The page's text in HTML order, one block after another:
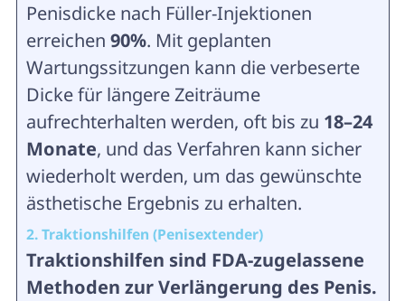
Penisdicke nach Füller-Injektionen
erreichen 90%. Mit geplanten
Wartungssitzungen kann die verbeserte
Dicke für längere Zeiträume
aufrechterhalten werden, oft bis zu 18–24
Monate, und das Verfahren kann sicher
wiederholt werden, um das gewünschte
ästhetische Ergebnis zu erhalten.
2. Traktionshilfen (Penisextender)
Traktionshilfen sind FDA-zugelassene
Methoden zur Verlängerung des Penis.